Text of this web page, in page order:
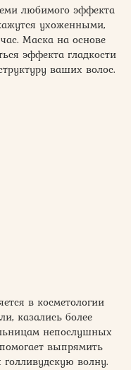
любимого эффекта
ухоженными,
Маска на основе
эффекта гладкости
ваших волос.
в косметологии
казались более
непослушных
выпрямить
волну.